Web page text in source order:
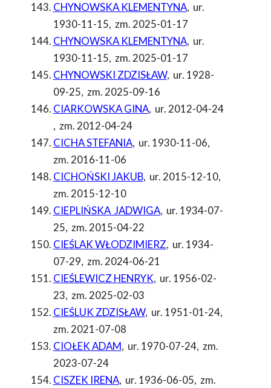
CHYNOWSKA KLEMENTYNA, ur.
1930-11-15, zm. 2025-01-17
CHYNOWSKA KLEMENTYNA, ur.
1930-11-15, zm. 2025-01-17
CHYNOWSKI ZDZISŁAW, ur. 1928-
09-25, zm. 2025-09-16
CIARKOWSKA GINA, ur. 2012-04-24
, zm. 2012-04-24
CICHA STEFANIA, ur. 1930-11-06,
zm. 2016-11-06
CICHOŃSKI JAKUB, ur. 2015-12-10,
zm. 2015-12-10
CIEPLIŃSKA JADWIGA, ur. 1934-07-
25, zm. 2015-04-22
CIEŚLAK WŁODZIMIERZ, ur. 1934-
07-29, zm. 2024-06-21
CIEŚLEWICZ HENRYK, ur. 1956-02-
23, zm. 2025-02-03
CIEŚLUK ZDZISŁAW, ur. 1951-01-24,
zm. 2021-07-08
CIOŁEK ADAM, ur. 1970-07-24, zm.
2023-07-24
CISZEK IRENA, ur. 1936-06-05, zm.